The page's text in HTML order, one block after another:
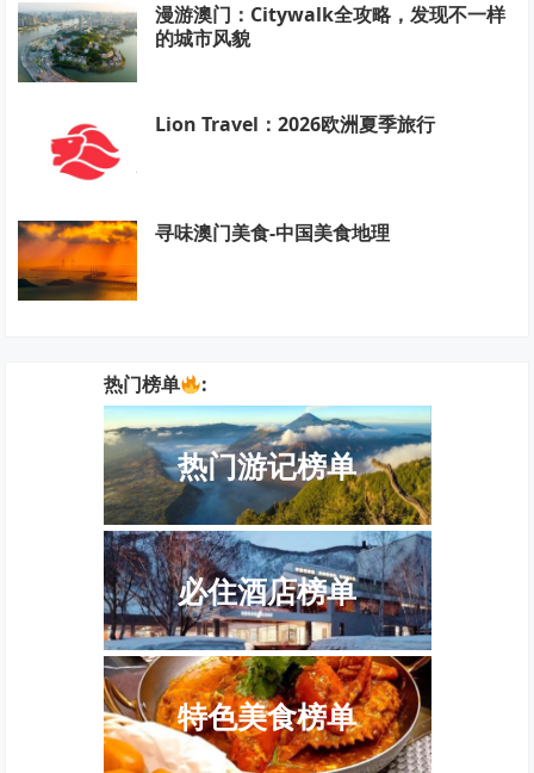
漫游澳门：Citywalk全攻略，发现不一样
的城市风貌
Lion Travel：2026欧洲夏季旅行
寻味澳门美食-中国美食地理
热门榜单 :
热门游记榜单
必住酒店榜单
特色美食榜单